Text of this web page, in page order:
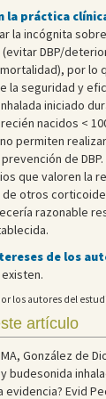
la práctica
la incógnita
DBP/
por lo
la seguridad y
iniciado
nacidos <
permiten
de
que valoren la
otros
razonable
de los
los autores del
artículo
González de
budesonida
Evid